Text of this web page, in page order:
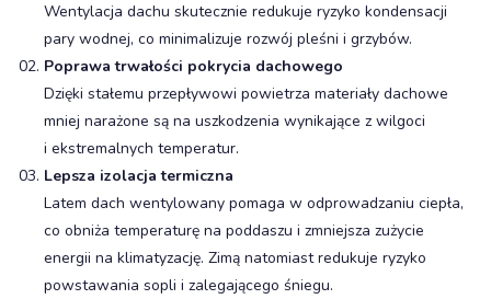
Wentylacja dachu skutecznie redukuje ryzyko kondensacji
pary wodnej, co minimalizuje rozwój pleśni i grzybów.
Poprawa trwałości pokrycia dachowego
Dzięki stałemu przepływowi powietrza materiały dachowe
mniej narażone są na uszkodzenia wynikające z wilgoci
i ekstremalnych temperatur.
Lepsza izolacja termiczna
Latem dach wentylowany pomaga w odprowadzaniu ciepła,
co obniża temperaturę na poddaszu i zmniejsza zużycie
energii na klimatyzację. Zimą natomiast redukuje ryzyko
powstawania sopli i zalegającego śniegu.